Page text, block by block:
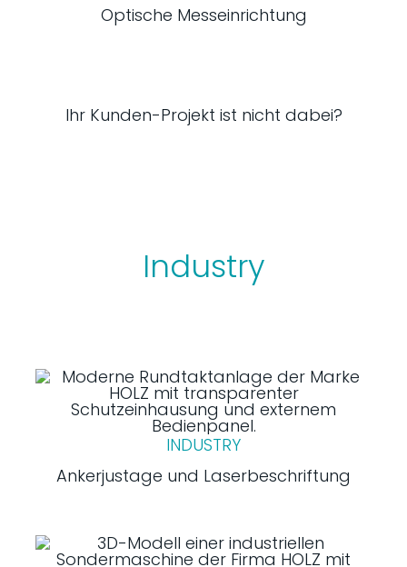
Optische Messeinrichtung
Ihr Kunden-Projekt ist nicht dabei?
Industry
INDUSTRY
Ankerjustage und Laserbeschriftung